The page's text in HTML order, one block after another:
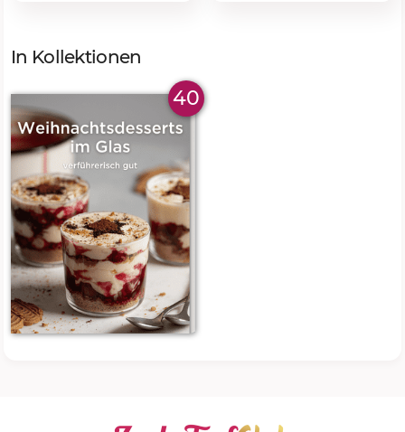
In Kollektionen
40